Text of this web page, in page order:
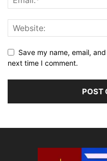
Save my name, email,
next time I comment.